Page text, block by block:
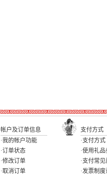
帐户及订单信息
支付方式
·我的帐户功能
·订单状态
·修改订单
·取消订单
·支付方式
·使用礼品
·支付常
·发票制